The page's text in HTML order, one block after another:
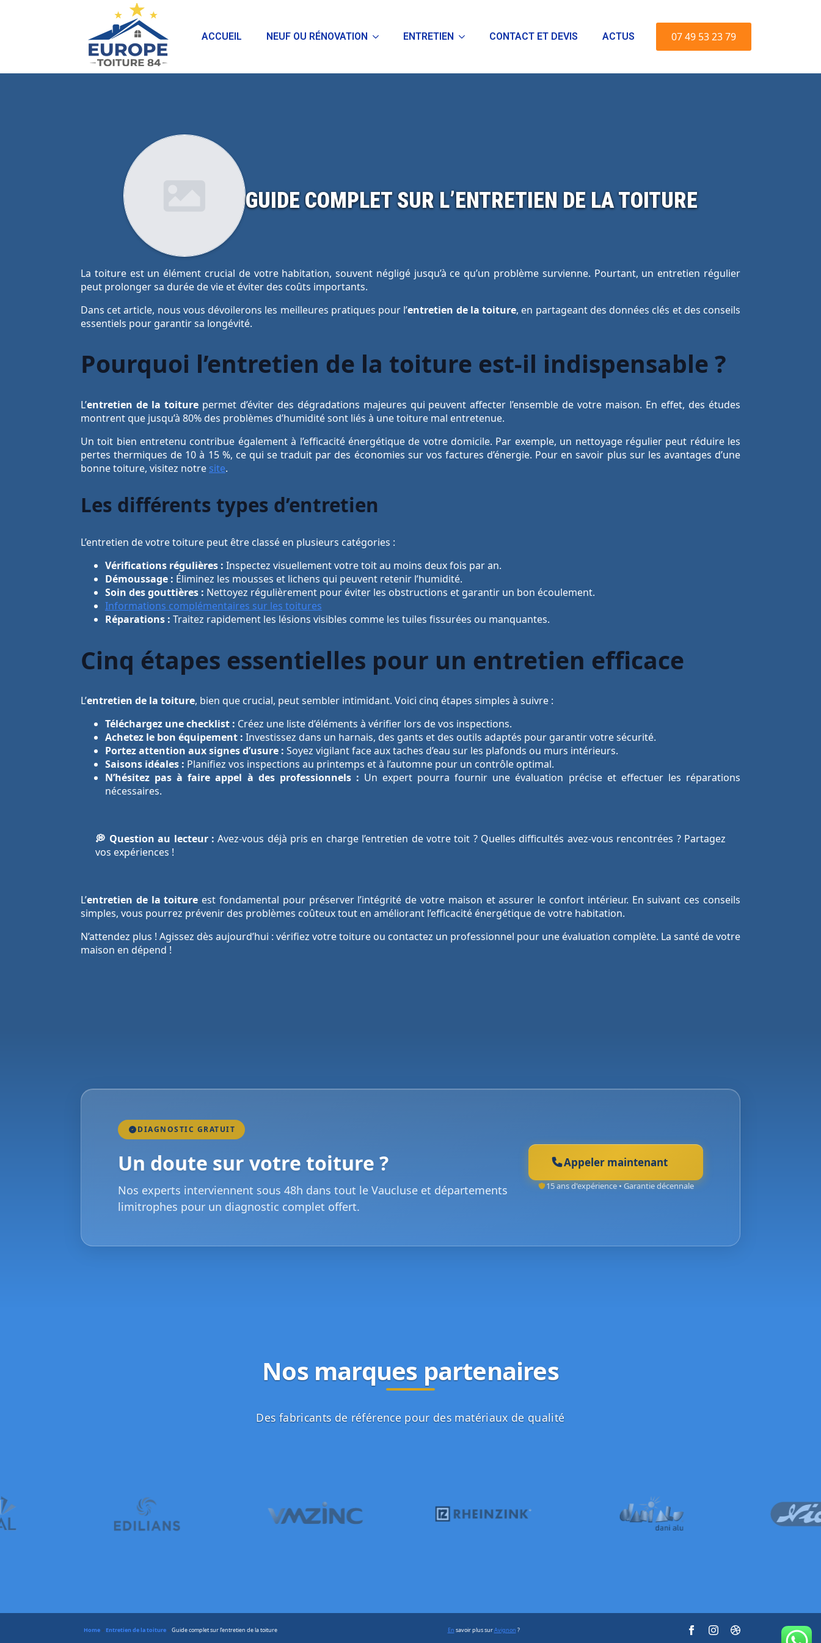
ACCUEIL NEUF OU RÉNOVATION ENTRETIEN CONTACT ET DEVIS ACTUS 07 49 53 23 79
GUIDE COMPLET SUR L’ENTRETIEN DE LA TOITURE
La toiture est un élément crucial de votre habitation, souvent négligé jusqu’à ce qu’un problème survienne. Pourtant, un entretien régulier
peut prolonger sa durée de vie et éviter des coûts importants.
Dans cet article, nous vous dévoilerons les meilleures pratiques pour l’entretien de la toiture, en partageant des données clés et des conseils
essentiels pour garantir sa longévité.
Pourquoi l’entretien de la toiture est-il indispensable ?
L’entretien de la toiturepermet d’éviter des dégradations majeures qui peuvent affecter l’ensemble de votre maison. En effet, des études
montrent que jusqu’à 80% des problèmes d’humidité sont liés à une toiture mal entretenue.
Un toit bien entretenu contribue également à l’efficacité énergétique de votre domicile. Par exemple, un nettoyage régulier peut réduire les
pertes thermiques de 10 à 15 %, ce qui se traduit par des économies sur vos factures d’énergie. Pour en savoir plus sur les avantages d’une
bonne toiture, visitez notre site.
Les différents types d’entretien
L’entretien de votre toiture peut être classé en plusieurs catégories :
Vérifications régulières : Inspectez visuellement votre toit au moins deux fois par an.
Démoussage : Éliminez les mousses et lichens qui peuvent retenir l’humidité.
Soin des gouttières : Nettoyez régulièrement pour éviter les obstructions et garantir un bon écoulement.
Informations complémentaires sur les toitures
Réparations : Traitez rapidement les lésions visibles comme les tuiles fissurées ou manquantes.
Cinq étapes essentielles pour un entretien efficace
L’entretien de la toiture, bien que crucial, peut sembler intimidant. Voici cinq étapes simples à suivre :
Téléchargez une checklist : Créez une liste d’éléments à vérifier lors de vos inspections.
Achetez le bon équipement : Investissez dans un harnais, des gants et des outils adaptés pour garantir votre sécurité.
Portez attention aux signes d’usure : Soyez vigilant face aux taches d’eau sur les plafonds ou murs intérieurs.
Saisons idéales : Planifiez vos inspections au printemps et à l’automne pour un contrôle optimal.
N’hésitez pas à faire appel à des professionnels : Un expert pourra fournir une évaluation précise et effectuer les réparations
nécessaires.
💭 Question au lecteur : Avez-vous déjà pris en charge l’entretien de votre toit ? Quelles difficultés avez-vous rencontrées ? Partagez
vos expériences !
L’entretien de la toiture est fondamental pour préserver l’intégrité de votre maison et assurer le confort intérieur. En suivant ces conseils
simples, vous pourrez prévenir des problèmes coûteux tout en améliorant l’efficacité énergétique de votre habitation.
N’attendez plus ! Agissez dès aujourd’hui : vérifiez votre toiture ou contactez un professionnel pour une évaluation complète. La santé de votre
maison en dépend !
DIAGNOSTIC GRATUIT
Un doute sur votre toiture ?
Nos experts interviennent sous 48h dans tout le Vaucluse et départements
limitrophes pour un diagnostic complet offert.
Appeler maintenant
15 ans d'expérience • Garantie décennale
Nos marques partenaires
Des fabricants de référence pour des matériaux de qualité
Home » Entretien de la toiture » Guide complet sur l’entretien de la toiture En savoir plus surAvignon ?